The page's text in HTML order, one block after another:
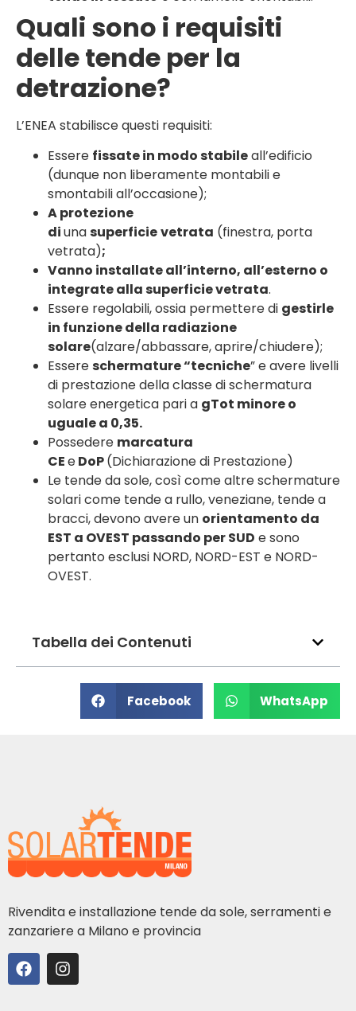
Quali sono i requisiti
delle tende per la
detrazione?
L’ENEA stabilisce questi requisiti:
Essere fissate in modo stabileall’edificio
(dunque non liberamente montabili e
smontabili all’occasione);
A protezione
diunasuperficievetrata (finestra, porta
vetrata);
Vanno installate all’interno, all’esterno o
integrate alla superficie vetrata.
Essere regolabili, ossia permettere di gestirle
in funzione della radiazione
solare(alzare/abbassare, aprire/chiudere);
Essereschermature “tecniche” e avere livelli
di prestazione della classe di schermatura
solare energetica pari a gTot minore o
uguale a 0,35.
Possedere marcatura
CEeDoP(Dichiarazione di Prestazione)
Le tende da sole, così come altre schermature
solari come tende a rullo, veneziane, tende a
bracci, devono avere un orientamento da
EST a OVEST passando per SUD e sono
pertanto esclusi NORD, NORD-EST e NORD-
OVEST.
Tabella dei Contenuti
Facebook WhatsApp
Rivendita e installazione tende da sole, serramenti e
zanzariere a Milano e provincia